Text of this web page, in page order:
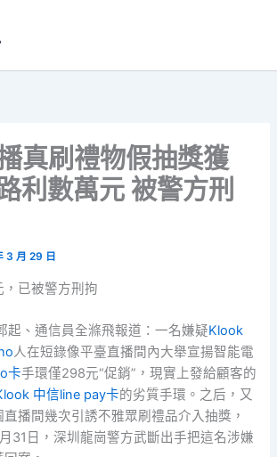
真刷禮物假抽獎獲
利數萬元 被警方刑
3 月 29 日
已被警方刑拘
起、通信員全滌飛報道：一名嫌疑Klook
人在短錄像平臺直播間內大舉宣揚智能電
卡手環僅298元“促銷”，現實上發給顧客的
中信line pay卡的劣質手環。之后，又
播間幾次引誘不雅眾刷禮品介入抽獎，
31日，深圳龍崗警方武斷出手把這名涉嫌